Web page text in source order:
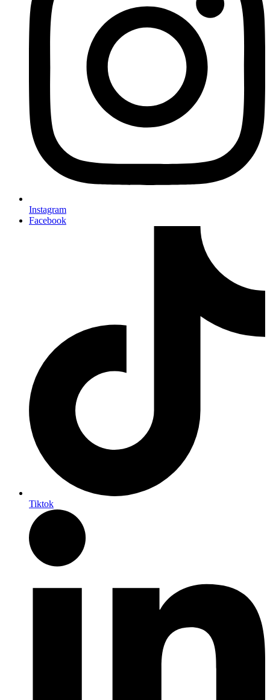
Instagram
Facebook
Tiktok